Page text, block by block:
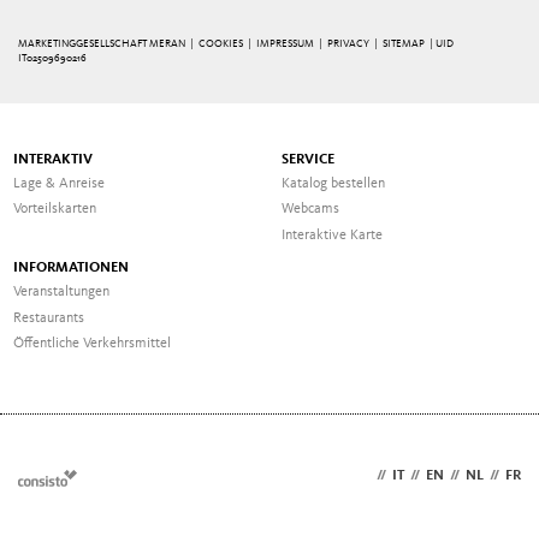
MARKETINGGESELLSCHAFT MERAN | COOKIES IMPRESSUM PRIVACY |SITEMAP
| UID
IT02509690216
INTERAKTIV
Lage & Anreise
Vorteilskarten
SERVICE
Katalog bestellen
Webcams
Interaktive Karte
INFORMATIONEN
Veranstaltungen
Restaurants
Öffentliche Verkehrsmittel
// IT // EN // NL // FR